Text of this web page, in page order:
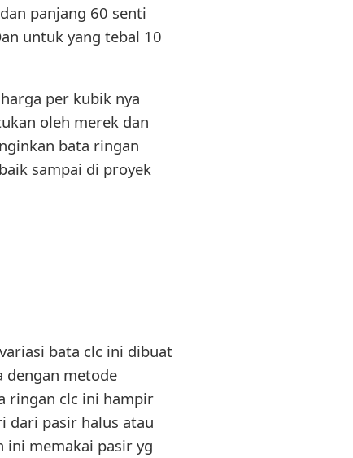
panjang 60 senti
untuk yang tebal 10
per kubik nya
oleh merek dan
bata ringan
sampai di proyek
bata clc ini dibuat
dengan metode
ringan clc ini hampir
dari pasir halus atau
memakai pasir yg